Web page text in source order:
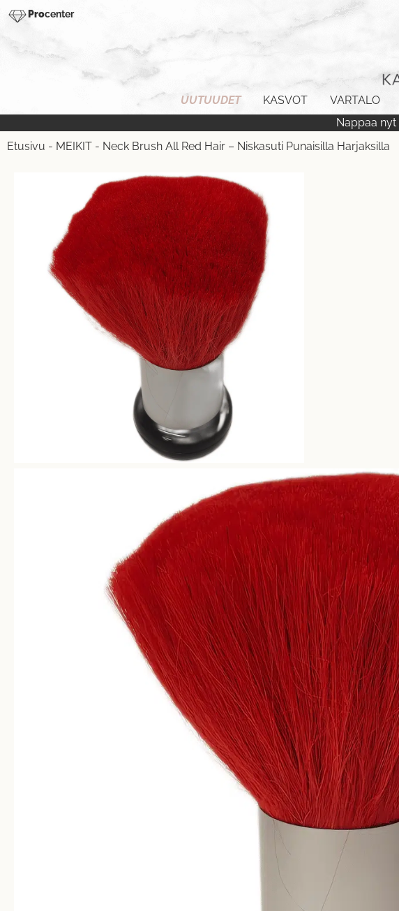
Procenter
UUTUUDET KASVOT VARTALO
Nappaa nyt
Etusivu - MEIKIT - Neck Brush All Red Hair – Niskasuti Punaisilla Harjaksilla